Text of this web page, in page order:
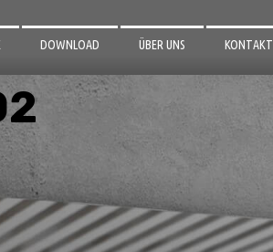
DOWNLOAD
3D MODELLE
ÜBER UNS KONTAKT